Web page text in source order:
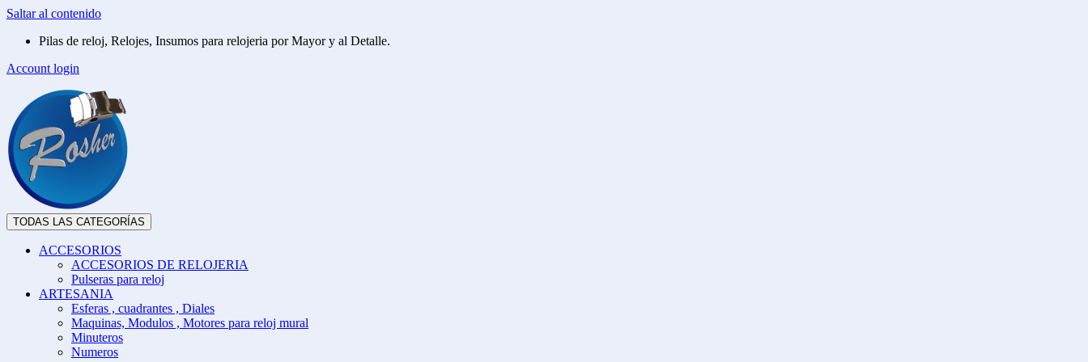
Saltar al contenido
Pilas de reloj, Relojes, Insumos para relojeria por Mayor y al Detalle.
Account login
TODAS LAS CATEGORÍAS
ACCESORIOS
ACCESORIOS DE RELOJERIA
Pulseras para reloj
ARTESANIA
Esferas , cuadrantes , Diales
Maquinas, Modulos , Motores para reloj mural
Minuteros
Numeros